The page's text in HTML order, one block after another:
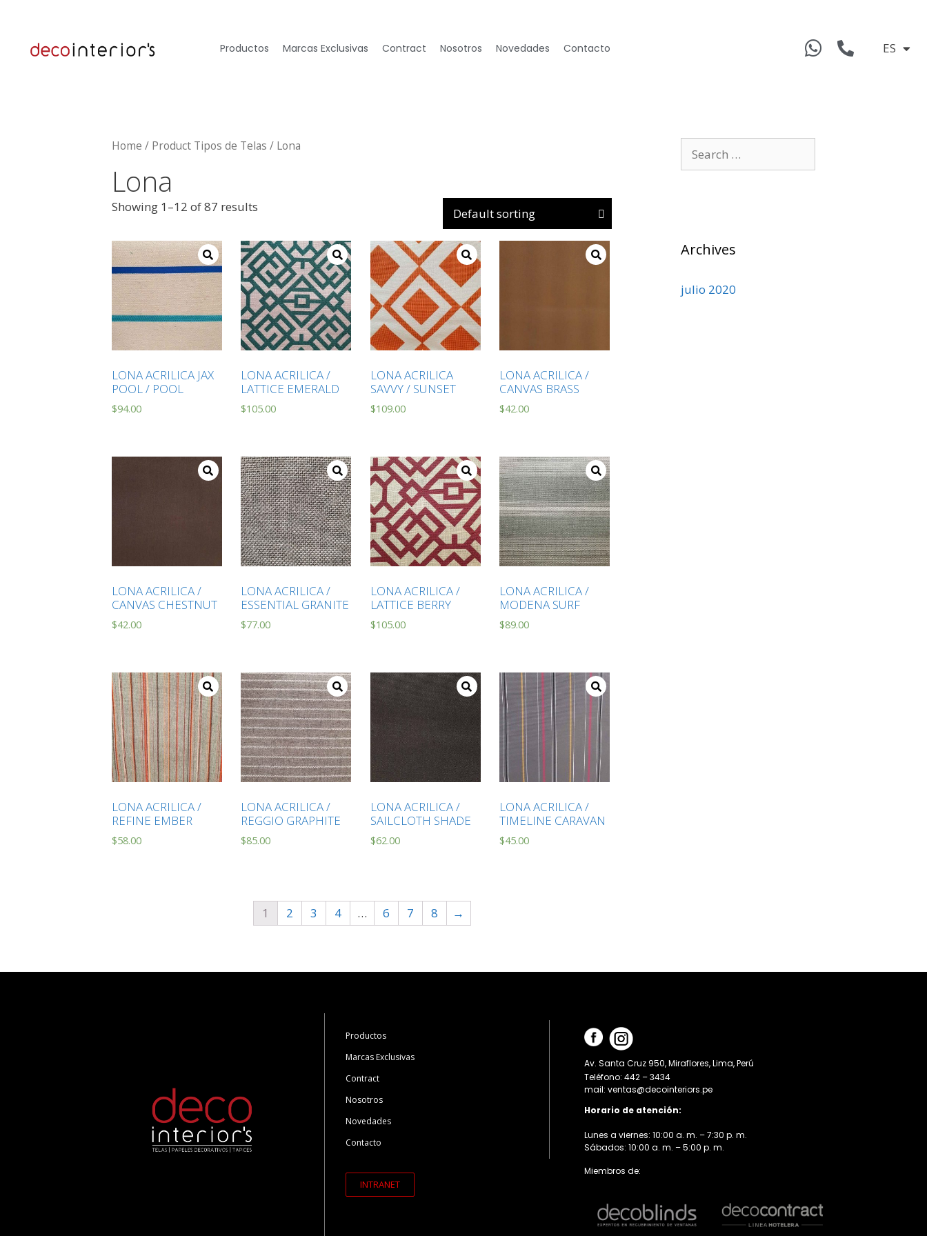
Productos Marcas Exclusivas Contract Nosotros Novedades Contacto ES
Home / Product Tipos de Telas / Lona
Lona
Showing 1–12 of 87 results
LONA ACRILICA JAX
POOL / POOL
$94.00
LONA ACRILICA /
LATTICE EMERALD
$105.00
LONA ACRILICA
SAVVY / SUNSET
$109.00
LONA ACRILICA /
CANVAS BRASS
$42.00
LONA ACRILICA /
CANVAS CHESTNUT
$42.00
LONA ACRILICA /
ESSENTIAL GRANITE
$77.00
LONA ACRILICA /
LATTICE BERRY
$105.00
LONA ACRILICA /
MODENA SURF
$89.00
LONA ACRILICA /
REFINE EMBER
$58.00
LONA ACRILICA /
REGGIO GRAPHITE
$85.00
LONA ACRILICA /
SAILCLOTH SHADE
$62.00
LONA ACRILICA /
TIMELINE CARAVAN
$45.00
1 2 3 4 … 6 7 8 →
Archives
julio 2020
Productos
Marcas Exclusivas
Contract
Nosotros
Novedades
Contacto
INTRANET
Av. Santa Cruz 950, Miraflores, Lima, Perú
Teléfono: 442 – 3434
mail: ventas@decointeriors.pe
Horario de atención:
Lunes a viernes: 10:00 a. m. – 7:30 p. m.
Sábados: 10:00 a. m. – 5:00 p. m.
Miembros de: